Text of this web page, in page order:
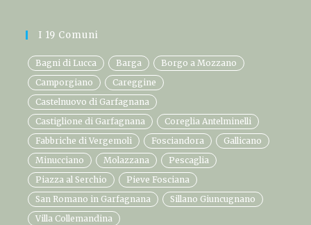
I 19 Comuni
Bagni di Lucca Barga
Borgo a Mozzano
Camporgiano
Careggine
Castelnuovo di Garfagnana
Castiglione di Garfagnana
Coreglia Antelminelli
Fabbriche di Vergemoli
Fosciandora
Gallicano
Minucciano
Molazzana
Pescaglia
Piazza al Serchio
Pieve Fosciana
San Romano in Garfagnana
Sillano Giuncugnano
Villa Collemandina